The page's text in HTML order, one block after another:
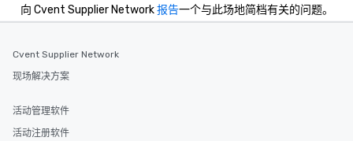
向 Cvent Supplier Network报告一个与此场地简档有关的问题。
Cvent Supplier Network
现场解决方案
活动管理软件
活动注册软件